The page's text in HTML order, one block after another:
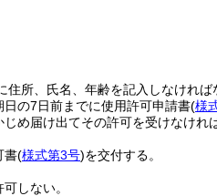
住所、氏名、年齢を記入しなければ
の7日前までに使用許可申請書(様
め届け出てその許可を受けなけれ
書(様式第3号)を交付する。
しない。